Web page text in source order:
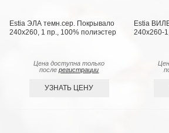
Estia ЭЛА темн.сер. Покрывало
240х260, 1 пр., 100% полиэстер
Цена доступна только
послерегистрации
УЗНАТЬ ЦЕНУ
Estia
240х260-